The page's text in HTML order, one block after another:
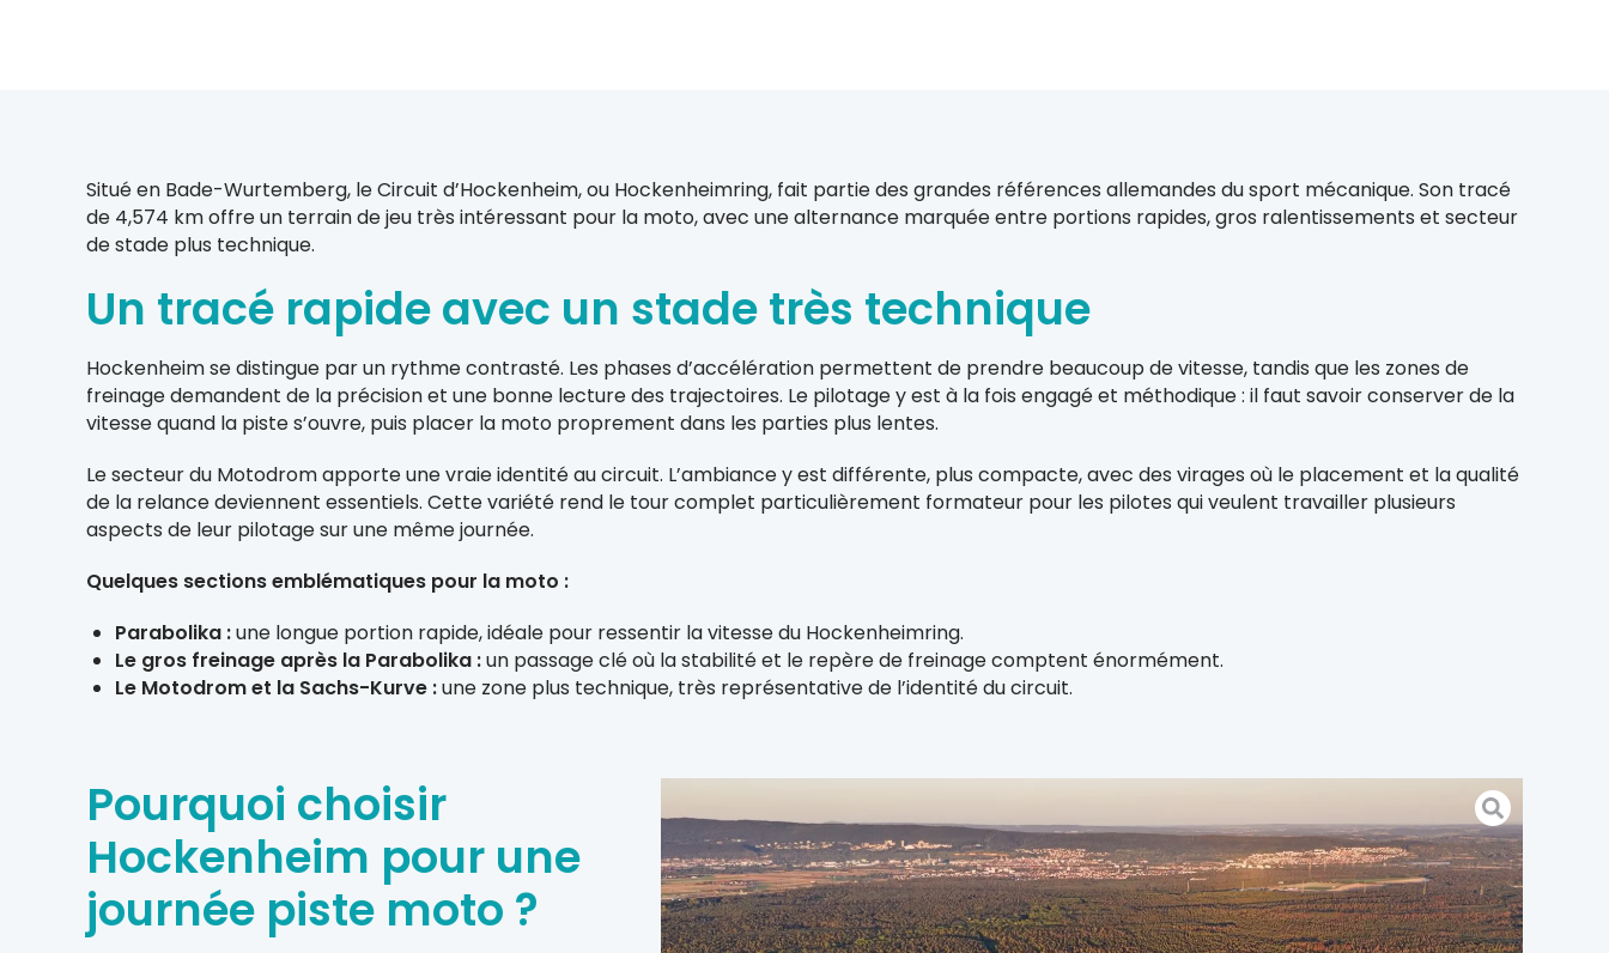
Situé en Bade-Wurtemberg, le Circuit d’Hockenheim, ou Hockenheimring, fait partie des grandes références allemandes du sport mécanique. Son tracé
de 4,574 km offre un terrain de jeu très intéressant pour la moto, avec une alternance marquée entre portions rapides, gros ralentissements et secteur
de stade plus technique.
Un tracé rapide avec un stade très technique
Hockenheim se distingue par un rythme contrasté. Les phases d’accélération permettent de prendre beaucoup de vitesse, tandis que les zones de
freinage demandent de la précision et une bonne lecture des trajectoires. Le pilotage y est à la fois engagé et méthodique : il faut savoir conserver de la
vitesse quand la piste s’ouvre, puis placer la moto proprement dans les parties plus lentes.
Le secteur du Motodrom apporte une vraie identité au circuit. L’ambiance y est différente, plus compacte, avec des virages où le placement et la qualité
de la relance deviennent essentiels. Cette variété rend le tour complet particulièrement formateur pour les pilotes qui veulent travailler plusieurs
aspects de leur pilotage sur une même journée.
Quelques sections emblématiques pour la moto :
Parabolika :une longue portion rapide, idéale pour ressentir la vitesse du Hockenheimring.
Le gros freinage après la Parabolika :un passage clé où la stabilité et le repère de freinage comptent énormément.
Le Motodrom et la Sachs-Kurve :une zone plus technique, très représentative de l’identité du circuit.
Pourquoi choisir
Hockenheim pour une
journée piste moto ?